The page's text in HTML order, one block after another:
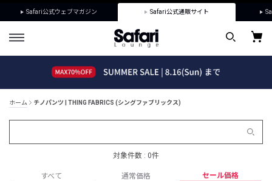
Safari公式ウェブマガジン Safari公式通販サイト
ホーム チノパンツ | THING FABRICS (シングファブリックス)
対象件数 : 0件
すべて 通常価格 セール価格